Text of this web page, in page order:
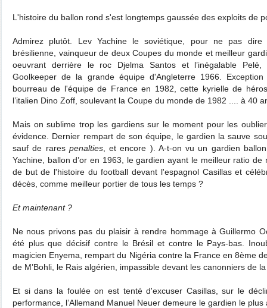
L'histoire du ballon rond s'est longtemps gaussée des exploits de
Admirez plutôt. Lev Yachine le soviétique, pour ne pas
brésilienne, vainqueur de deux Coupes du monde et meilleur
oeuvrant derrière le roc Djelma Santos et l’inégalable
Goolkeeper de la grande équipe d'Angleterre 1966.
bourreau de l'équipe de France en 1982, cette kyrielle de
l’italien Dino Zoff, soulevant la Coupe du monde de 1982 .... à 40
Mais on sublime trop les gardiens sur le moment pour les
évidence. Dernier rempart de son équipe, le gardien la sauve
sauf de rarespenalties, et encore ). A-t-on vu un gardien
Yachine, ballon d’or en 1963, le gardien ayant le meilleur ratio de
de but de l'histoire du football devant l'espagnol Casillas et
décès, comme meilleur portier de tous les temps ?
Et maintenant ?
Ne nous privons pas du plaisir à rendre hommage à Guillermo
été plus que décisif contre le Brésil et contre le Pays-bas.
magicien Enyema, rempart du Nigéria contre la France en 8ème
de M’Bohli, le Rais algérien, impassible devant les canonniers de
Et si dans la foulée on est tenté d'excuser Casillas, sur le
performance, l’Allemand Manuel Neuer demeure le gardien le